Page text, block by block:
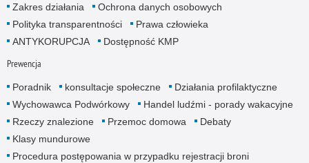
Zakres działania
Ochrona danych osobowych
Polityka transparentności
Prawa człowieka
ANTYKORUPCJA
Dostępność KMP
Prewencja
Poradnik konsultacje społeczne
Działania profilaktyczne
Wychowawca Podwórkowy
Handel ludźmi - porady wakacyjne
Rzeczy znalezione
Przemoc domowa
Debaty
Klasy mundurowe
Procedura postępowania w przypadku rejestracji broni